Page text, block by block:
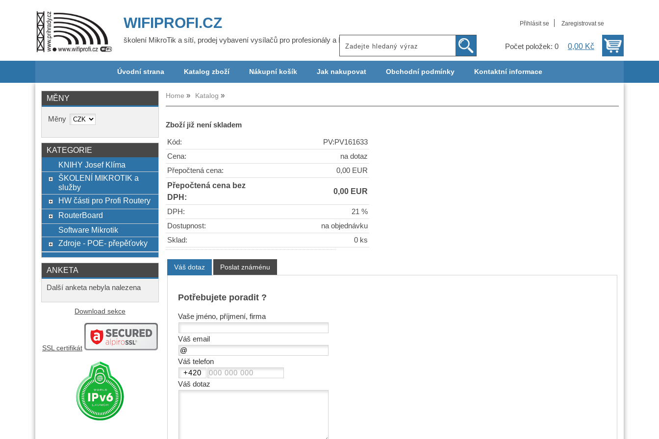
Přihlásit se Zaregistrovat se
Počet položek: 0 0,00 Kč
WIFIPROFI.CZ
školení MikroTik a sítí, prodej vybavení vysílačů pro profesionály a ISP
Úvodní strana Katalog zboží Nákupní košík Jak nakupovat Obchodní podmínky Kontaktní informace
Home Katalog
Zboží již není skladem
Kód:
PV:PV161633
Cena:
na dotaz
Přepočtená cena:
0,00 EUR
Přepočtená cena bez
DPH:
0,00 EUR
DPH:
21 %
Dostupnost:
na objednávku
Sklad:
0 ks
Váš dotaz Poslat známénu
Potřebujete poradit ?
Vaše jméno, příjmení, firma
Váš email
Váš telefon
Váš dotaz
MĚNY
Měny
KATEGORIE
KNIHY Josef Klíma
ŠKOLENÍ MIKROTIK a
služby
HW části pro Profi Routery
RouterBoard
Software Mikrotik
Zdroje - POE- přepěťovky
ANKETA
Další anketa nebyla nalezena
Download sekce
SSL certifikát